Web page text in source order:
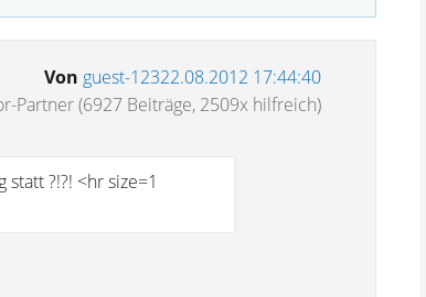
Von guest-12322.08.2012 17:44:40
Partner(6927 Beiträge, 2509x hilfreich)
?!?! <hr size=1